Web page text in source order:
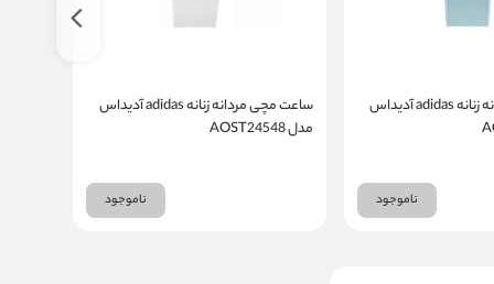
ساعت مچی مردانه زنانه adidas آدیداس
ناموجود
ساعت مچی مردانه زنانه adidas آدیداس
مدل AOST24548
ناموجود